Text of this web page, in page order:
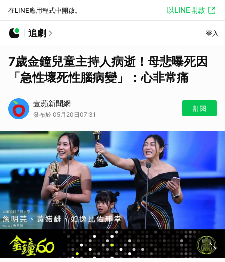
在LINE應用程式中開啟。 以LINE開啟
追劇 登入
7歲金鐘兒童主持人病逝！母悲曝死因
「急性壞死性腦病變」：心非常痛
壹蘋新聞網
發布於 05月20日07:31
訂閱